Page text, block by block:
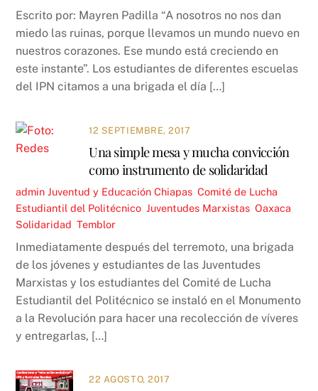
Escrito por: Mayren Padilla “A nosotros no nos dan
miedo las ruinas, porque llevamos un mundo nuevo en
nuestros corazones. Ese mundo está creciendo en
este instante”. Los estudiantes de diferentes escuelas
del IPN citamos a una brigada el día […]
12 SEPTIEMBRE, 2017
Una simple mesa y mucha convicción
como instrumento de solidaridad
admin Juventud y Educación Chiapas ,Comité de Lucha
Estudiantil del Politécnico ,Juventudes Marxistas ,Oaxaca
Solidaridad ,Temblor
Inmediatamente después del terremoto, una brigada
de los jóvenes y estudiantes de las Juventudes
Marxistas y los estudiantes del Comité de Lucha
Estudiantil del Politécnico se instaló en el Monumento
a la Revolución para hacer una recolección de víveres
y entregarlas, […]
22 AGOSTO, 2017